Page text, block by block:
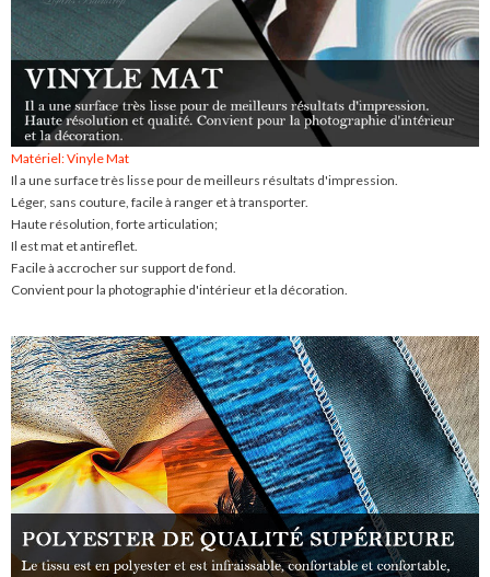
Matériel: Vinyle Mat
Il a une surface très lisse pour de meilleurs résultats d'impression.
Léger, sans couture, facile à ranger et à transporter.
Haute résolution, forte articulation;
Il est mat et antireflet.
Facile à accrocher sur support de fond.
Convient pour la photographie d'intérieur et la décoration.